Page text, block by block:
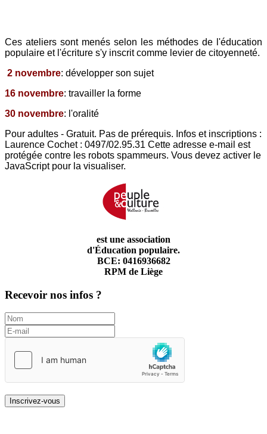
Ces ateliers sont menés selon les méthodes de l'éducation
populaire et l'écriture s'y inscrit comme levier de citoyenneté.
2 novembre: développer son sujet
16 novembre: travailler la forme
30 novembre: l'oralité
Pour adultes - Gratuit. Pas de prérequis. Infos et inscriptions :
Laurence Cochet : 0497/02.95.31 Cette adresse e-mail est
protégée contre les robots spammeurs. Vous devez activer le
JavaScript pour la visualiser.
est une association
d'Éducation populaire.
BCE: 0416936682
RPM de Liège
Recevoir nos infos ?
Inscrivez-vous